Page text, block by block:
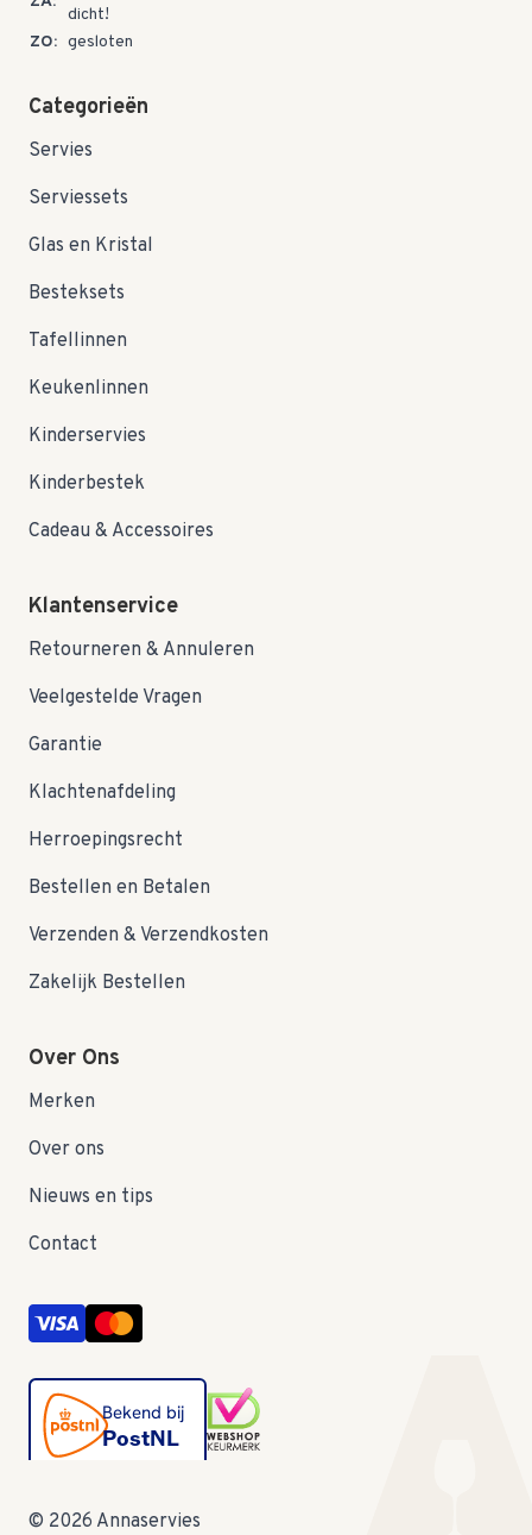
dicht!
ZO: gesloten
Categorieën
Servies
Serviessets
Glas en Kristal
Besteksets
Tafellinnen
Keukenlinnen
Kinderservies
Kinderbestek
Cadeau & Accessoires
Klantenservice
Retourneren & Annuleren
Veelgestelde Vragen
Garantie
Klachtenafdeling
Herroepingsrecht
Bestellen en Betalen
Verzenden & Verzendkosten
Zakelijk Bestellen
Over Ons
Merken
Over ons
Nieuws en tips
Contact
© 2026 Annaservies